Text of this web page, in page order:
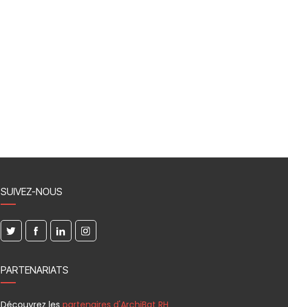
SUIVEZ-NOUS
PARTENARIATS
Découvrez les partenaires d'ArchiBat RH